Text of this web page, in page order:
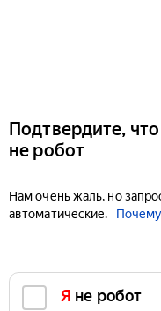
Подтвердите,
не робот
Нам очень жаль, но
автоматические.
Я не робот